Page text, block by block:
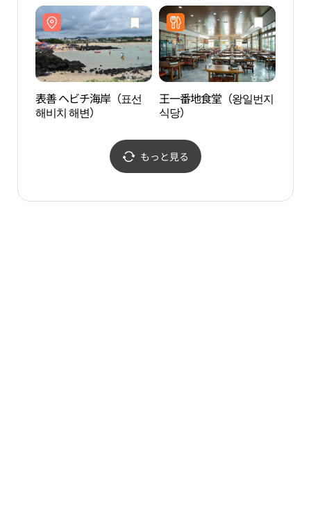
表善 ヘビチ海岸（표선
해비치 해변）
王一番地食堂（왕일번지
식당）
もっと見る